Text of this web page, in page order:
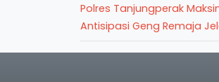
Polres Tanjungperak
Antisipasi Geng Remaja